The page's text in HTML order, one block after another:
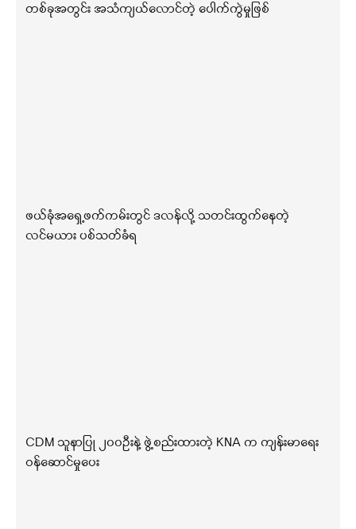
တစ်ခုအတွင်း အသံကျယ်လောင်တဲ့ ပေါက်ကွဲမှုဖြစ်
ဖယ်ခုံအရှေ့ဖက်ကမ်းတွင် ဒလန်လို့ သတင်းထွက်နေတဲ့
လင်မယား ပစ်သတ်ခံရ
CDM သူနာပြု ၂၀၀ဦးနဲ့ ဖွဲ့စည်းထားတဲ့ KNA က ကျန်းမာရေး
ဝန်ဆောင်မှုပေး